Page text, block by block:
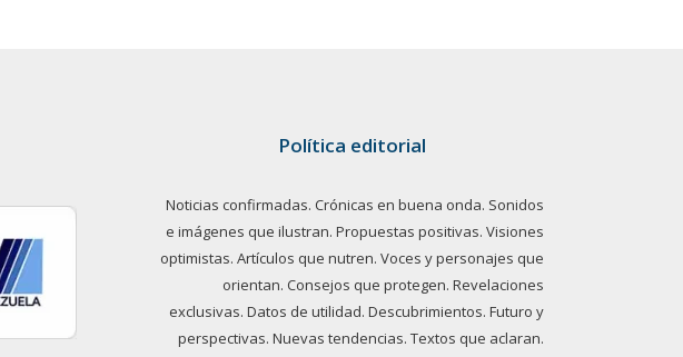
Política editorial
Noticias confirmadas. Crónicas en buena onda. Sonidos
e imágenes que ilustran. Propuestas positivas. Visiones
optimistas. Artículos que nutren. Voces y personajes que
orientan. Consejos que protegen. Revelaciones
exclusivas. Datos de utilidad. Descubrimientos. Futuro y
perspectivas. Nuevas tendencias. Textos que aclaran.